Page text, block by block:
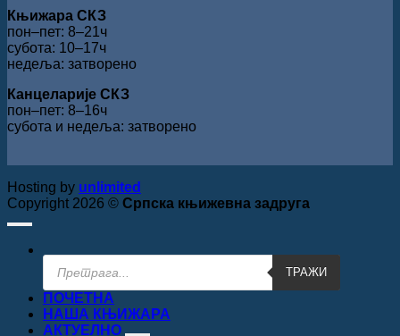
Књижара СКЗ
пон‒пет: 8‒21ч
субота: 10‒17ч
недеља: затворено
Канцеларије СКЗ
пон‒пет: 8‒16ч
субота и недеља: затворено
Hosting by unlimited
Copyright 2026 © Српска књижевна задруга
Products
search
ТРАЖИ
ПОЧЕТНА
НАША КЊИЖАРА
АКТУЕЛНО